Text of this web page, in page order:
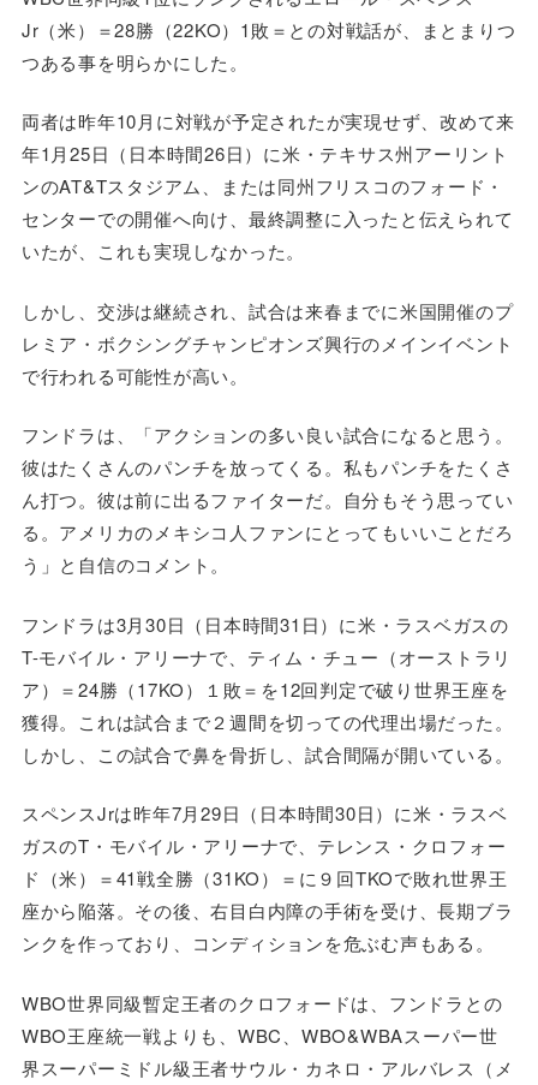
Jr（米）＝28勝（22KO）1敗＝との対戦話が、まとまりつ
つある事を明らかにした。
両者は昨年10月に対戦が予定されたが実現せず、改めて来
年1月25日（日本時間26日）に米・テキサス州アーリント
ンのAT&Tスタジアム、または同州フリスコのフォード・
センターでの開催へ向け、最終調整に入ったと伝えられて
いたが、これも実現しなかった。
しかし、交渉は継続され、試合は来春までに米国開催のプ
レミア・ボクシングチャンピオンズ興行のメインイベント
で行われる可能性が高い。
フンドラは、「アクションの多い良い試合になると思う。
彼はたくさんのパンチを放ってくる。私もパンチをたくさ
ん打つ。彼は前に出るファイターだ。自分もそう思ってい
る。アメリカのメキシコ人ファンにとってもいいことだろ
う」と自信のコメント。
フンドラは3月30日（日本時間31日）に米・ラスベガスの
T-モバイル・アリーナで、ティム・チュー（オーストラリ
ア）＝24勝（17KO）１敗＝を12回判定で破り世界王座を
獲得。これは試合まで２週間を切っての代理出場だった。
しかし、この試合で鼻を骨折し、試合間隔が開いている。
スペンスJrは昨年7月29日（日本時間30日）に米・ラスベ
ガスのT・モバイル・アリーナで、テレンス・クロフォー
ド（米）＝41戦全勝（31KO）＝に９回TKOで敗れ世界王
座から陥落。その後、右目白内障の手術を受け、長期ブラ
ンクを作っており、コンディションを危ぶむ声もある。
WBO世界同級暫定王者のクロフォードは、フンドラとの
WBO王座統一戦よりも、WBC、WBO&WBAスーパー世
界スーパーミドル級王者サウル・カネロ・アルバレス（メ